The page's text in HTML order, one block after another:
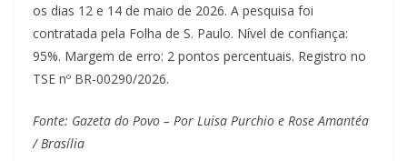
os dias 12 e 14 de maio de 2026. A pesquisa foi
contratada pela Folha de S. Paulo. Nível de confiança:
95%. Margem de erro: 2 pontos percentuais. Registro no
TSE nº BR-00290/2026.
Fonte: Gazeta do Povo – Por Luisa Purchio e Rose Amantéa
/ Brasília